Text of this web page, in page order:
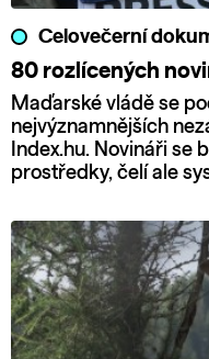
Celovečerní
80 rozlícených
Maďarské vládě se
nejvýznamnějších
Index.hu. Novináři se
prostředky, čelí ale